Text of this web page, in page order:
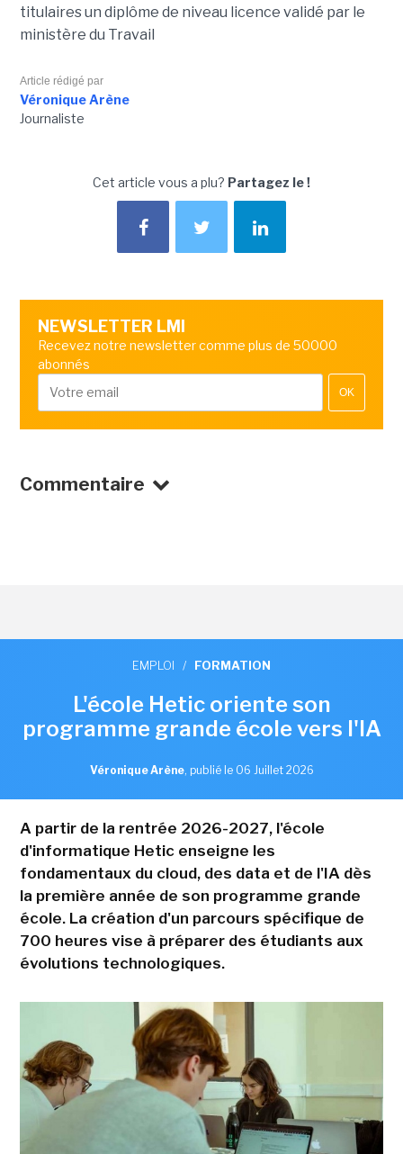
titulaires un diplôme de niveau licence validé par le
ministère du Travail
Article rédigé par
Véronique Arène
Journaliste
Cet article vous a plu? Partagez le !
NEWSLETTER LMI
Recevez notre newsletter comme plus de 50000
abonnés
OK
Commentaire
EMPLOI / FORMATION
L'école Hetic oriente son
programme grande école vers l'IA
Véronique Arène, publié le 06 Juillet 2026
A partir de la rentrée 2026-2027, l'école
d'informatique Hetic enseigne les
fondamentaux du cloud, des data et de l'IA dès
la première année de son programme grande
école. La création d'un parcours spécifique de
700 heures vise à préparer des étudiants aux
évolutions technologiques.